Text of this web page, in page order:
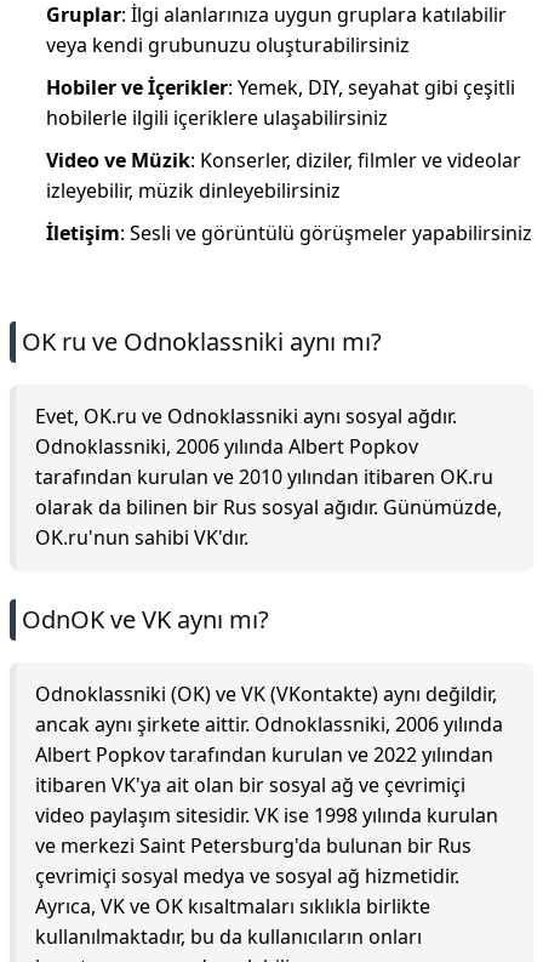
Gruplar: İlgi alanlarınıza uygun gruplara katılabilir
veya kendi grubunuzu oluşturabilirsiniz
Hobiler ve İçerikler: Yemek, DIY, seyahat gibi çeşitli
hobilerle ilgili içeriklere ulaşabilirsiniz
Video ve Müzik: Konserler, diziler, filmler ve videolar
izleyebilir, müzik dinleyebilirsiniz
İletişim: Sesli ve görüntülü görüşmeler yapabilirsiniz
OK ru ve Odnoklassniki aynı mı?
Evet, OK.ru ve Odnoklassniki aynı sosyal ağdır.
Odnoklassniki, 2006 yılında Albert Popkov
tarafından kurulan ve 2010 yılından itibaren OK.ru
olarak da bilinen bir Rus sosyal ağıdır. Günümüzde,
OK.ru'nun sahibi VK'dır.
OdnOK ve VK aynı mı?
Odnoklassniki (OK) ve VK (VKontakte) aynı değildir,
ancak aynı şirkete aittir. Odnoklassniki, 2006 yılında
Albert Popkov tarafından kurulan ve 2022 yılından
itibaren VK'ya ait olan bir sosyal ağ ve çevrimiçi
video paylaşım sitesidir. VK ise 1998 yılında kurulan
ve merkezi Saint Petersburg'da bulunan bir Rus
çevrimiçi sosyal medya ve sosyal ağ hizmetidir.
Ayrıca, VK ve OK kısaltmaları sıklıkla birlikte
kullanılmaktadır, bu da kullanıcıların onları